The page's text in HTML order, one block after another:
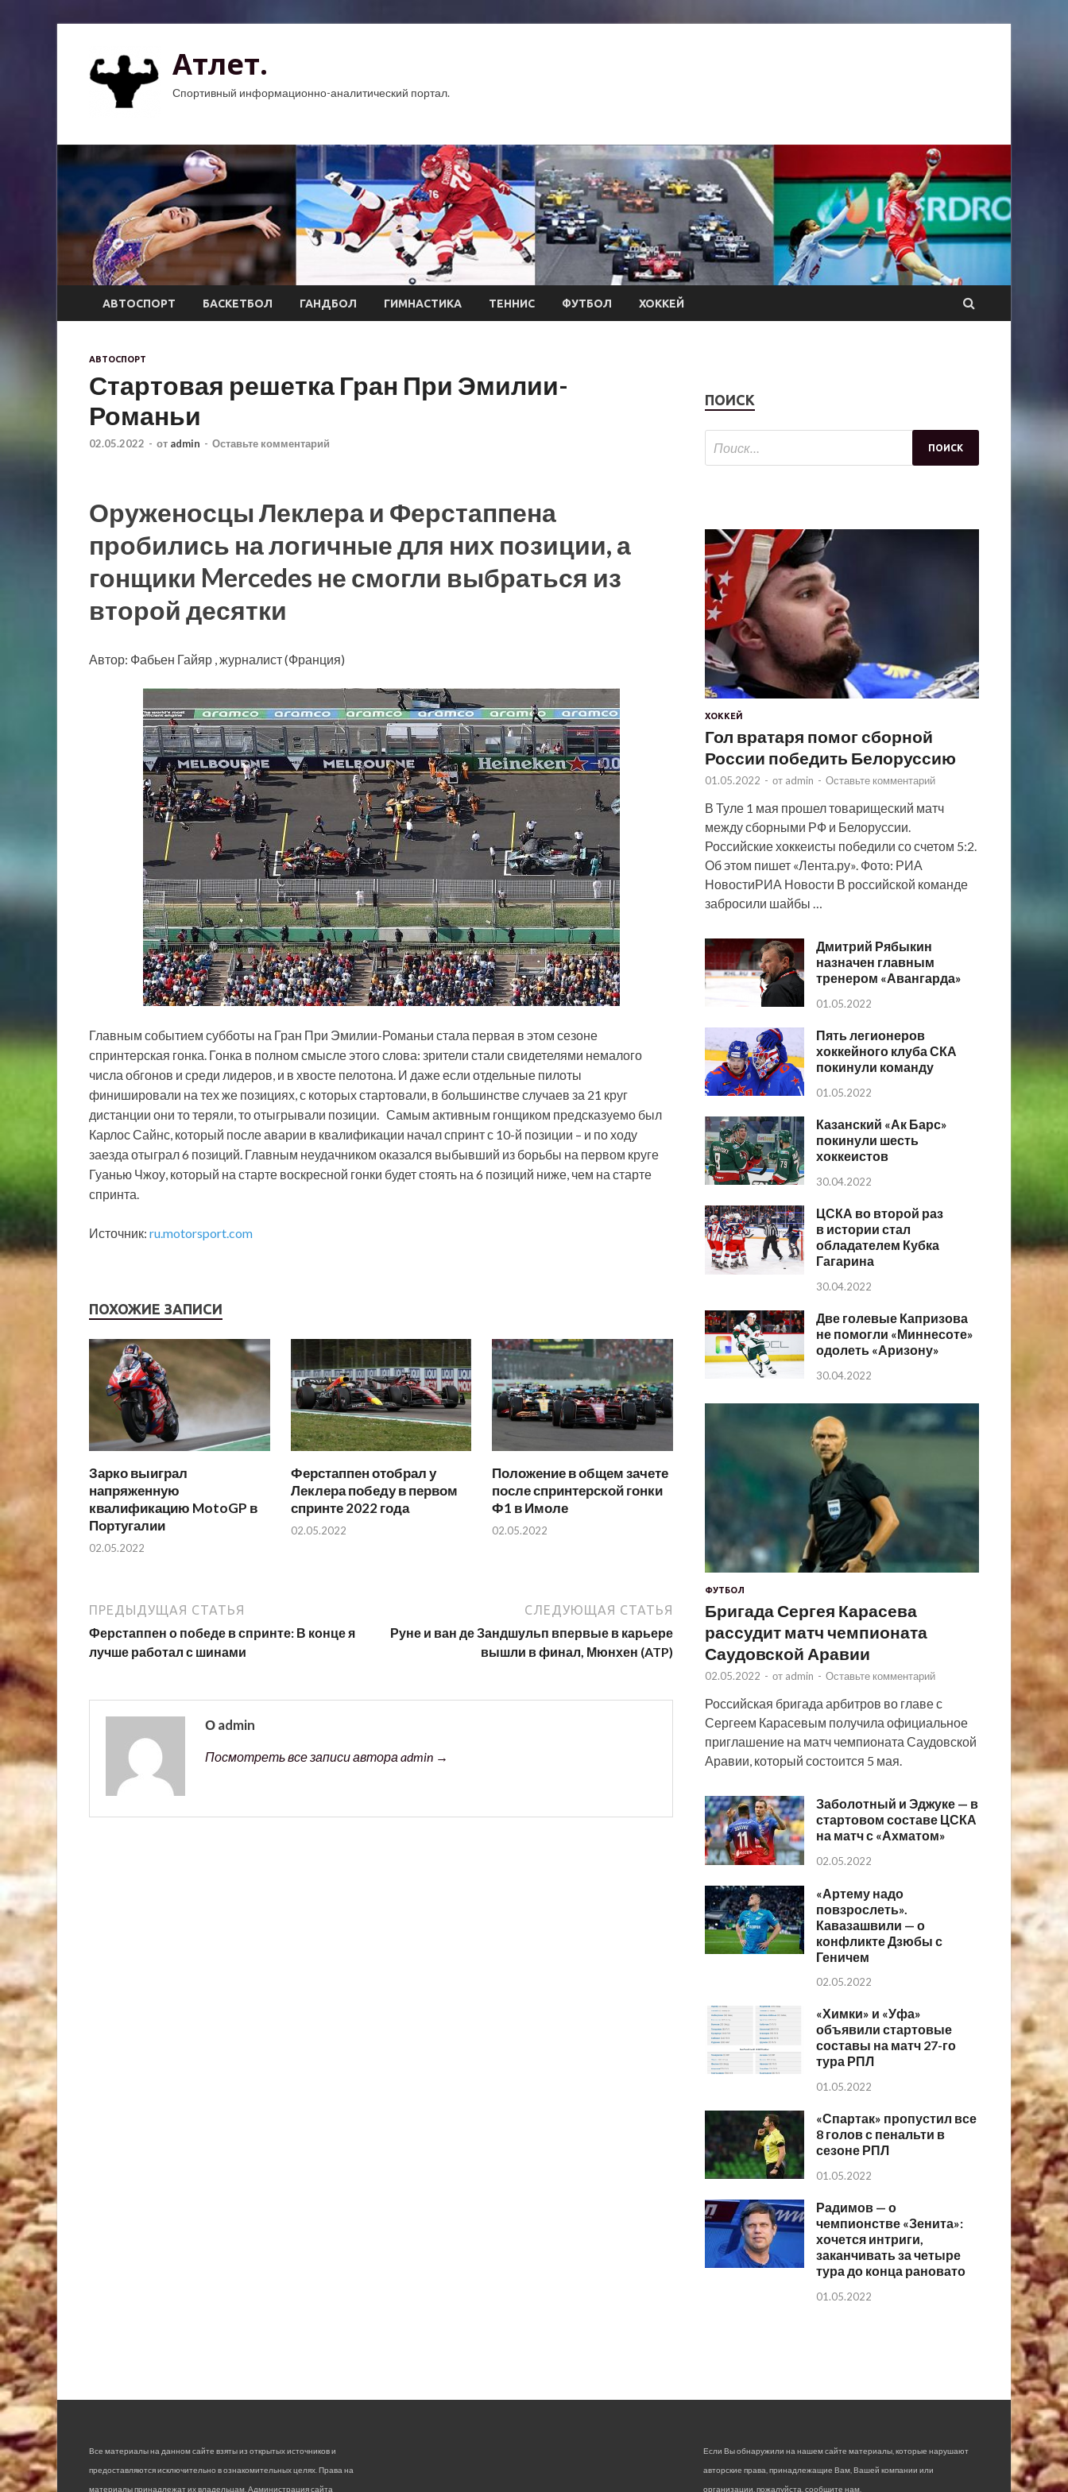
Атлет.
Спортивный информационно-аналитический портал.
АВТОСПОРТ БАСКЕТБОЛ ГАНДБОЛ ГИМНАСТИКА ТЕННИС ФУТБОЛ ХОККЕЙ
АВТОСПОРТ
Стартовая решетка Гран При Эмилии-
Романьи
02.05.2022 - от admin - Оставьте комментарий
Оруженосцы Леклера и Ферстаппена
пробились на логичные для них позиции, а
гонщики Mercedes не смогли выбраться из
второй десятки
Автор: Фабьен Гайяр , журналист (Франция)
Главным событием субботы на Гран При Эмилии-Романьи стала первая в этом сезоне
спринтерская гонка. Гонка в полном смысле этого слова: зрители стали свидетелями немалого
числа обгонов и среди лидеров, и в хвосте пелотона. И даже если отдельные пилоты
финишировали на тех же позициях, с которых стартовали, в большинстве случаев за 21 круг
дистанции они то теряли, то отыгрывали позиции. Самым активным гонщиком предсказуемо был
Карлос Сайнс, который после аварии в квалификации начал спринт с 10-й позиции – и по ходу
заезда отыграл 6 позиций. Главным неудачником оказался выбывший из борьбы на первом круге
Гуанью Чжоу, который на старте воскресной гонки будет стоять на 6 позиций ниже, чем на старте
спринта.
Источник: ru.motorsport.com
ПОХОЖИЕ ЗАПИСИ
Зарко выиграл
напряженную
квалификацию MotoGP в
Португалии
02.05.2022
Ферстаппен отобрал у
Леклера победу в первом
спринте 2022 года
02.05.2022
Положение в общем зачете
после спринтерской гонки
Ф1 в Имоле
02.05.2022
ПРЕДЫДУЩАЯ СТАТЬЯ
Ферстаппен о победе в спринте: В конце я
лучше работал с шинами
СЛЕДУЮЩАЯ СТАТЬЯ
Руне и ван де Зандшульп впервые в карьере
вышли в финал, Мюнхен (ATP)
О admin
Посмотреть все записи автора admin →
ПОИСК
ХОККЕЙ
Гол вратаря помог сборной
России победить Белоруссию
01.05.2022 - от admin - Оставьте комментарий
В Туле 1 мая прошел товарищеский матч
между сборными РФ и Белоруссии.
Российские хоккеисты победили со счетом 5:2.
Об этом пишет «Лента.ру». Фото: РИА
НовостиРИА Новости В российской команде
забросили шайбы …
Дмитрий Рябыкин
назначен главным
тренером «Авангарда»
01.05.2022
Пять легионеров
хоккейного клуба СКА
покинули команду
01.05.2022
Казанский «Ак Барс»
покинули шесть
хоккеистов
30.04.2022
ЦСКА во второй раз
в истории стал
обладателем Кубка
Гагарина
30.04.2022
Две голевые Капризова
не помогли «Миннесоте»
одолеть «Аризону»
30.04.2022
ФУТБОЛ
Бригада Сергея Карасева
рассудит матч чемпионата
Саудовской Аравии
02.05.2022 - от admin - Оставьте комментарий
Российская бригада арбитров во главе с
Сергеем Карасевым получила официальное
приглашение на матч чемпионата Саудовской
Аравии, который состоится 5 мая.
Заболотный и Эджуке — в
стартовом составе ЦСКА
на матч с «Ахматом»
02.05.2022
«Артему надо
повзрослеть».
Кавазашвили — о
конфликте Дзюбы с
Геничем
02.05.2022
«Химки» и «Уфа»
объявили стартовые
составы на матч 27-го
тура РПЛ
01.05.2022
«Спартак» пропустил все
8 голов с пенальти в
сезоне РПЛ
01.05.2022
Радимов — о
чемпионстве «Зенита»:
хочется интриги,
заканчивать за четыре
тура до конца рановато
01.05.2022
Все материалы на данном сайте взяты из открытых источников и
предоставляются исключительно в ознакомительных целях. Права на
материалы принадлежат их владельцам. Администрация сайта
Если Вы обнаружили на нашем сайте материалы, которые нарушают
авторские права, принадлежащие Вам, Вашей компании или
организации, пожалуйста, сообщите нам.